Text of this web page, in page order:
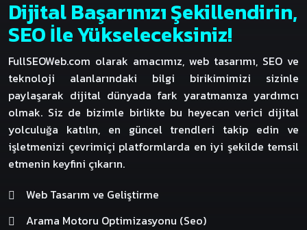
Dijital Başarınızı Şekillendirin,
SEO İle Yükseleceksiniz!
FullSEOWeb.com olarak amacımız, web tasarımı, SEO ve
teknoloji alanlarındaki bilgi birikimimizi sizinle
paylaşarak dijital dünyada fark yaratmanıza yardımcı
olmak. Siz de bizimle birlikte bu heyecan verici dijital
yolculuğa katılın, en güncel trendleri takip edin ve
işletmenizi çevrimiçi platformlarda en iyi şekilde temsil
etmenin keyfini çıkarın.
Web Tasarım ve Geliştirme
Arama Motoru Optimizasyonu (Seo)